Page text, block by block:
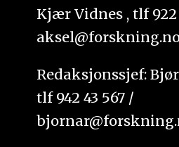
Kjær Vidnes , tlf 922
Redaksjonssjef:
tlf 942 43 567 /